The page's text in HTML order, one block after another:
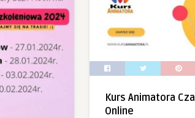
Kurs Animatora
Online